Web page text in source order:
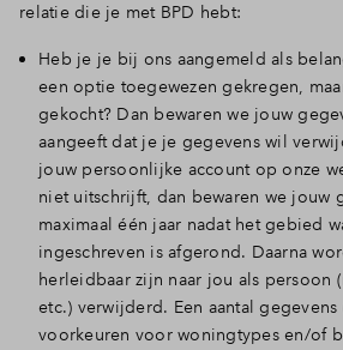
relatie die je met BPD hebt:
Heb je je bij ons aangemeld als
een optie toegewezen gekregen,
gekocht? Dan bewaren we jouw
aangeeft dat je je gegevens wil
jouw persoonlijke account op onze
niet uitschrijft, dan bewaren we jouw
maximaal één jaar nadat het gebied
ingeschreven is afgerond. Daarna
herleidbaar zijn naar jou als persoon
etc.) verwijderd. Een aantal
voorkeuren voor woningtypes en/of